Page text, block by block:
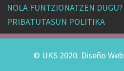
NOLA FUNTZIONATZEN DUGU?
PRIBATUTASUN POLITIKA
© UKS 2020. Diseño Web